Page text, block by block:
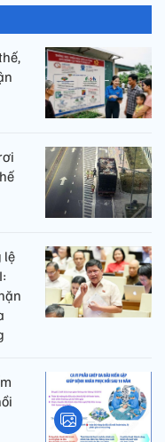
lệ